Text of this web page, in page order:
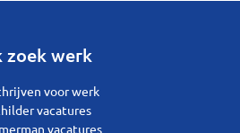
zoek werk
voor werk
vacatures
vacatures